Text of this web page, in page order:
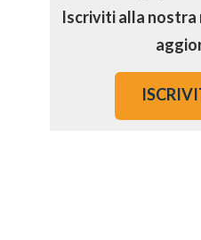
Iscriviti alla nostra